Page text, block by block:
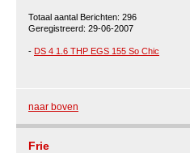
Totaal aantal Berichten: 296
Geregistreerd: 29-06-2007
- DS 4 1.6 THP EGS 155 So Chic
naar boven
Frie